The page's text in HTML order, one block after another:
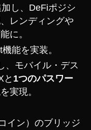
し、DeFiポジシ
レンディングや
に。
能を実装。
、モバイル・デス
と 1つのパスワー
実現。
イン）のブリッジ